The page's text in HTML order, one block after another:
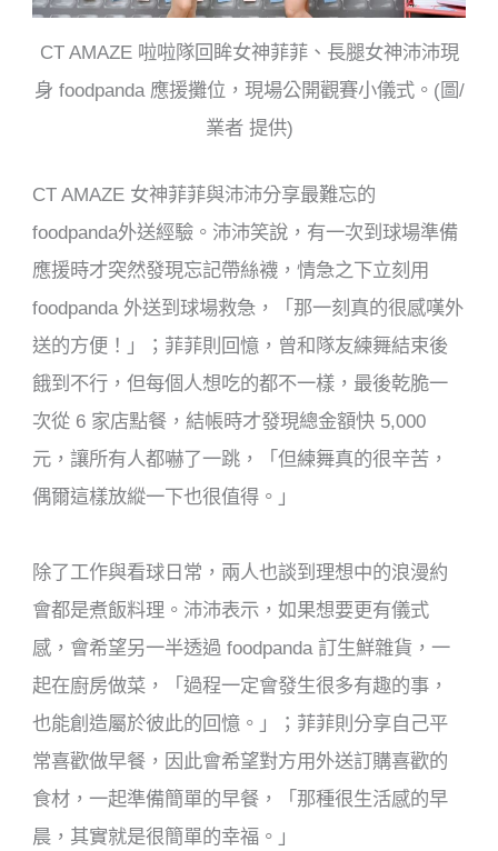
CT AMAZE 啦啦隊回眸女神菲菲、長腿女神沛沛現
身 foodpanda 應援攤位，現場公開觀賽小儀式。(圖/
業者 提供)
CT AMAZE 女神菲菲與沛沛分享最難忘的
foodpanda外送經驗。沛沛笑說，有一次到球場準備
應援時才突然發現忘記帶絲襪，情急之下立刻用
foodpanda 外送到球場救急，「那一刻真的很感嘆外
送的方便！」；菲菲則回憶，曾和隊友練舞結束後
餓到不行，但每個人想吃的都不一樣，最後乾脆一
次從 6 家店點餐，結帳時才發現總金額快 5,000
元，讓所有人都嚇了一跳，「但練舞真的很辛苦，
偶爾這樣放縱一下也很值得。」
除了工作與看球日常，兩人也談到理想中的浪漫約
會都是煮飯料理。沛沛表示，如果想要更有儀式
感，會希望另一半透過 foodpanda 訂生鮮雜貨，一
起在廚房做菜，「過程一定會發生很多有趣的事，
也能創造屬於彼此的回憶。」；菲菲則分享自己平
常喜歡做早餐，因此會希望對方用外送訂購喜歡的
食材，一起準備簡單的早餐，「那種很生活感的早
晨，其實就是很簡單的幸福。」